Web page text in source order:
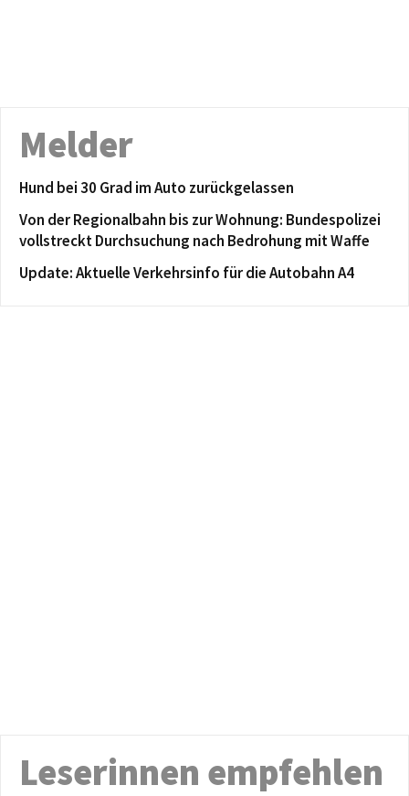
Melder
Hund bei 30 Grad im Auto zurückgelassen
Von der Regionalbahn bis zur Wohnung: Bundespolizei
vollstreckt Durchsuchung nach Bedrohung mit Waffe
Update: Aktuelle Verkehrsinfo für die Autobahn A4
Leserinnen empfehlen